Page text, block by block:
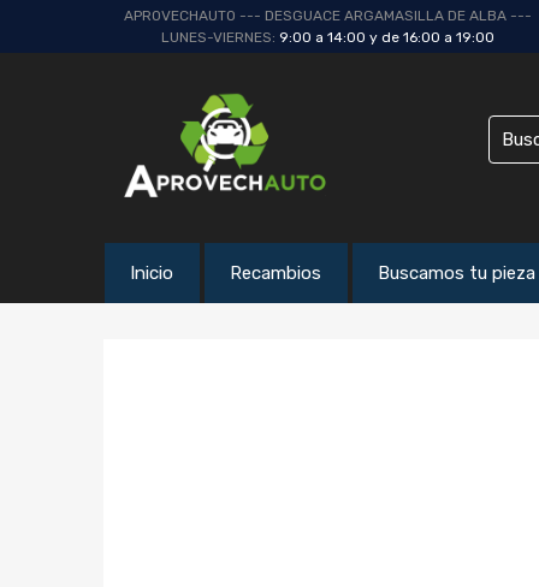
APROVECHAUTO --- DESGUACE ARGAMASILLA DE ALBA ---
LUNES-VIERNES: 9:00 a 14:00 y de 16:00 a 19:00
Inicio Recambios Buscamos tu pieza